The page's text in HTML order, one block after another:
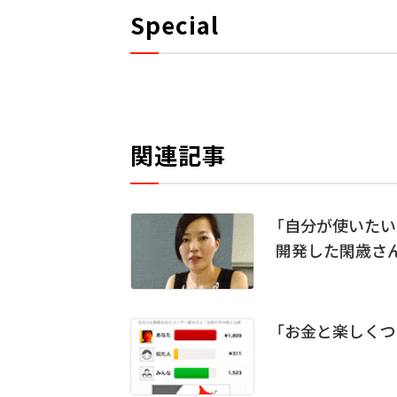
Special
関連記事
「自分が使いた
開発した閑歳さ
「お金と楽しく